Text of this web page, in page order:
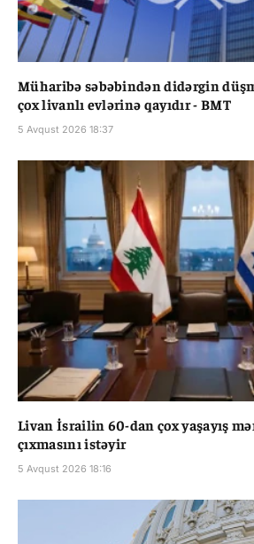
Müharibə səbəbindən didərgin
çox livanlı evlərinə qayıdır - BMT
5 Avqust 2026 18:37
Livan İsrailin 60-dan çox yaşayış
çıxmasını istəyir
5 Avqust 2026 18:16